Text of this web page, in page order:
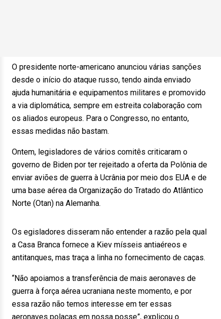
O presidente norte-americano anunciou várias sanções
desde o início do ataque russo, tendo ainda enviado
ajuda humanitária e equipamentos militares e promovido
a via diplomática, sempre em estreita colaboração com
os aliados europeus. Para o Congresso, no entanto,
essas medidas não bastam.
Ontem, legisladores de vários comitês criticaram o
governo de Biden por ter rejeitado a oferta da Polônia de
enviar aviões de guerra à Ucrânia por meio dos EUA e de
uma base aérea da Organização do Tratado do Atlântico
Norte (Otan) na Alemanha.
Os egisladores disseram não entender a razão pela qual
a Casa Branca fornece a Kiev mísseis antiaéreos e
antitanques, mas traça a linha no fornecimento de caças.
“Não apoiamos a transferência de mais aeronaves de
guerra à força aérea ucraniana neste momento, e por
essa razão não temos interesse em ter essas
aeronaves polacas em nossa posse”, explicou o